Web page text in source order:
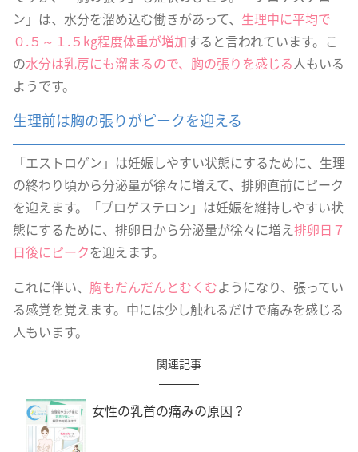
ン」は、水分を溜め込む働きがあって、 生理中に平均で
０.５～１.５kg程度体重が増加すると言われています。こ
の水分は乳房にも溜まるので、胸の張りを感じる人もいる
ようです。
生理前は胸の張りがピークを迎える
「エストロゲン」は妊娠しやすい状態にするために、生理
の終わり頃から分泌量が徐々に増えて、排卵直前にピーク
を迎えます。「プロゲステロン」は妊娠を維持しやすい状
態にするために、排卵日から分泌量が徐々に増え排卵日７
日後にピークを迎えます。
これに伴い、 胸もだんだんとむくむようになり、張ってい
る感覚を覚えます。中には少し触れるだけで痛みを感じる
人もいます。
関連記事
女性の乳首の痛みの原因？